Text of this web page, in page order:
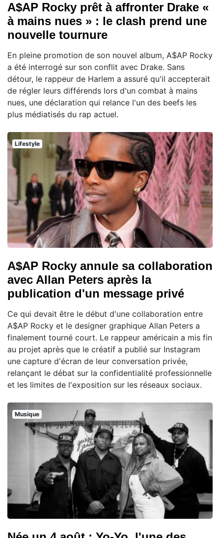
A$AP Rocky prêt à affronter Drake «
à mains nues » : le clash prend une
nouvelle tournure
En pleine promotion de son nouvel album, A$AP Rocky
a été interrogé sur son conflit avec Drake. Sans
détour, le rappeur de Harlem a assuré qu'il accepterait
de régler leurs différends lors d'un combat à mains
nues, une déclaration qui relance l'un des beefs les
plus médiatisés du rap actuel.
Lifestyle
A$AP Rocky annule sa collaboration
avec Allan Peters après la
publication d'un message privé
Ce qui devait être le début d'une collaboration entre
A$AP Rocky et le designer graphique Allan Peters a
finalement tourné court. Le rappeur américain a mis fin
au projet après que le créatif a publié sur Instagram
une capture d'écran de leur conversation privée,
relançant le débat sur la confidentialité professionnelle
et les limites de l'exposition sur les réseaux sociaux.
Musique